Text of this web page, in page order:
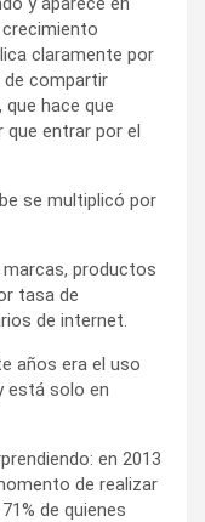
claramente por
de compartir
hace que
entrar por el
se multiplicó por
productos
tasa de
de internet.
años era el uso
está solo en
en 2013
de realizar
de quienes